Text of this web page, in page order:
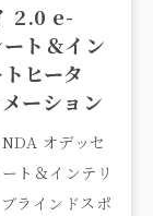
2.0 e-
ト＆イン
ヒータ
ーション
オデッセ
ト＆インテリ
ラインドスポ